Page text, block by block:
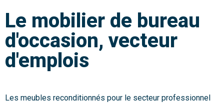
Le mobilier de bureau
d'occasion, vecteur
d'emplois
Les meubles reconditionnés pour le secteur professionnel